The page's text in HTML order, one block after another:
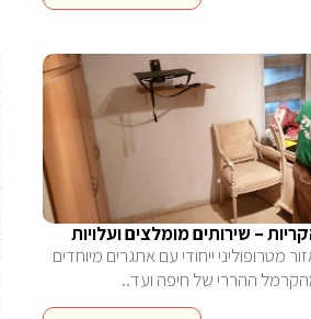
– שירותים מומלצים ועלויות
מטרופוליני ייחודי עם אתגרים מיוחדים
ההררי של חיפה ועד..